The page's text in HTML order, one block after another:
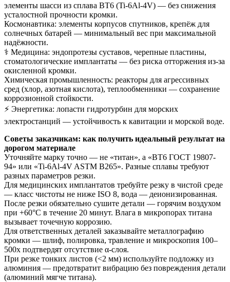
элементы шасси из сплава ВТ6 (Ti-6Al-4V) — без снижения
усталостной прочности кромки.
Космонавтика: элементы корпусов спутников, крепёж для
солнечных батарей — минимальный вес при максимальной
надёжности.
⚕️ Медицина: эндопротезы суставов, черепные пластины,
стоматологические имплантаты — без риска отторжения из-за
окисленной кромки.
Химическая промышленность: реакторы для агрессивных
сред (хлор, азотная кислота), теплообменники — сохранение
коррозионной стойкости.
⚡ Энергетика: лопасти гидротурбин для морских
электростанций — устойчивость к кавитации и морской воде.
Советы заказчикам: как получить идеальный результат на
дорогом материале
Уточняйте марку точно — не «титан», а «ВТ6 ГОСТ 19807-
94» или «Ti-6Al-4V ASTM B265». Разные сплавы требуют
разных параметров резки.
Для медицинских имплантатов требуйте резку в чистой среде
— класс чистоты не ниже ISO 8, вода — деионизированная.
После резки обязательно сушите детали — горячим воздухом
при +60°С в течение 20 минут. Влага в микропорах титана
вызывает точечную коррозию.
Для ответственных деталей заказывайте металлографию
кромки — шлиф, полировка, травление и микроскопия 100–
500х подтвердят отсутствие α-слоя.
При резке тонких листов (<2 мм) используйте подложку из
алюминия — предотвратит вибрацию без повреждения детали
(алюминий мягче титана).